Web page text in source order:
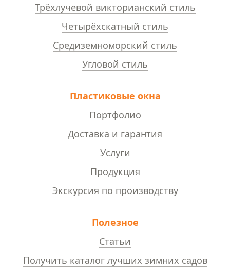
Трёхлучевой викторианский стиль
Четырёхскатный стиль
Средиземноморский стиль
Угловой стиль
Пластиковые окна
Портфолио
Доставка и гарантия
Услуги
Продукция
Экскурсия по производству
Полезное
Статьи
Получить каталог лучших зимних садов